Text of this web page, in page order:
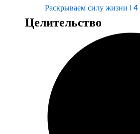
Раскрываем силу жизни | 4
Целительство